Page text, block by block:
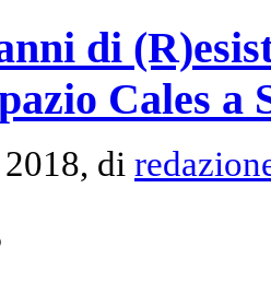
di
Cales a
di